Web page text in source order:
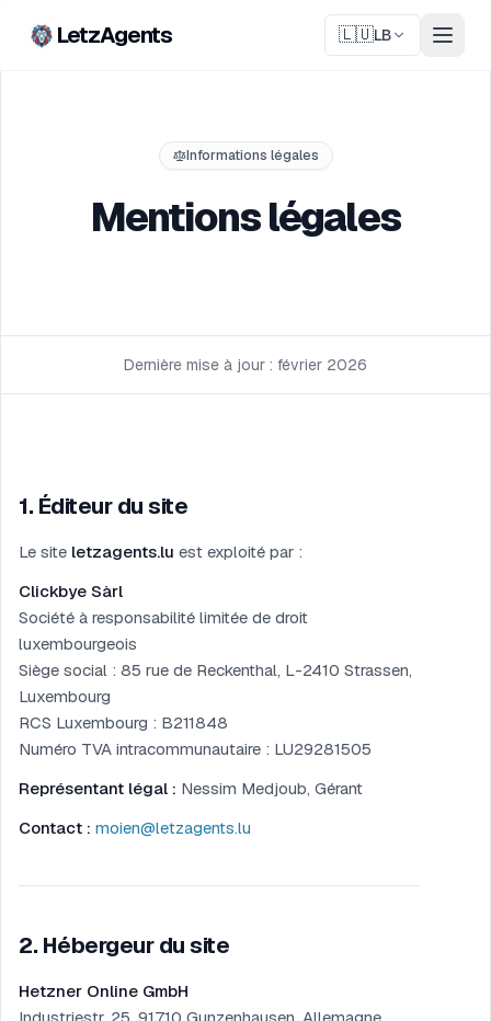
LetzAgents 🇱🇺LB
Informations légales
Mentions légales
Dernière mise à jour : février 2026
1. Éditeur du site
Le site letzagents.lu est exploité par :
Clickbye Sàrl
Société à responsabilité limitée de droit
luxembourgeois
Siège social : 85 rue de Reckenthal, L-2410 Strassen,
Luxembourg
RCS Luxembourg : B211848
Numéro TVA intracommunautaire : LU29281505
Représentant légal : Nessim Medjoub, Gérant
Contact : moien@letzagents.lu
2. Hébergeur du site
Hetzner Online GmbH